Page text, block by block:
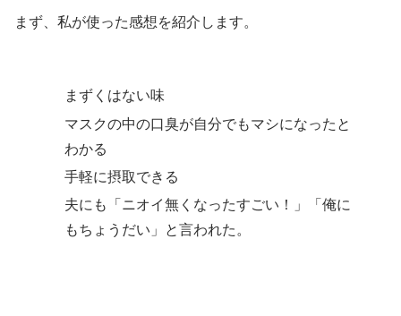
まず、私が使った感想を紹介します。
まずくはない味
マスクの中の口臭が自分でもマシになったと
わかる
手軽に摂取できる
夫にも「ニオイ無くなったすごい！」「俺に
もちょうだい」と言われた。